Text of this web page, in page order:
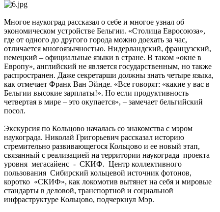
Многое наукоград рассказал о себе и многое узнал об
экономическом устройстве Бельгии. «Столица Евросоюза»,
где от одного до другого города можно доехать за час,
отличается многоязычностью. Нидерландский, французский,
немецкий – официальные языки в стране. В таком «окне в
Европу», английский не является государственным, но также
распространен. Даже секретарши должны знать четыре языка,
как отмечает Франк Ван Эйнде. «Все говорят: «какие у вас в
Бельгии высокие зарплаты!». Но если продуктивность
четвертая в мире – это окупается», – замечает бельгийский
посол.
Экскурсия по Кольцово началась со знакомства с мэром
наукограда. Николай Григорьевич рассказал историю
стремительно развивающегося Кольцово и ее новый этап,
связанный с реализацией на территории наукограда проекта
уровня мегасайенс - СКИФ. Центр коллективного
пользования Сибирский кольцевой источник фотонов,
коротко «СКИФ», как локомотив вытянет на себя и мировые
стандарты в деловой, транспортной и социальной
инфраструктуре Кольцово, подчеркнул Мэр.